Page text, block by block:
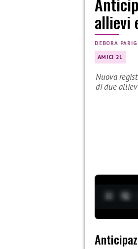
allievi
DEBORA
AMICI 21
Nuova
di due